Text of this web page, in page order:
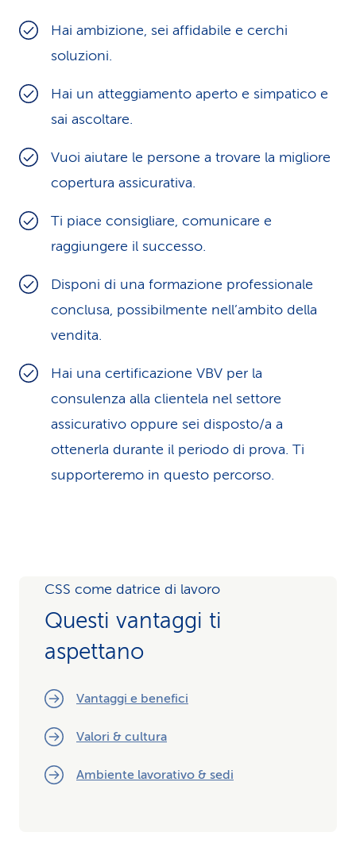
Hai ambizione, sei affidabile e cerchi
soluzioni.
Hai un atteggiamento aperto e simpatico e
sai ascoltare.
Vuoi aiutare le persone a trovare la migliore
copertura assicurativa.
Ti piace consigliare, comunicare e
raggiungere il successo.
Disponi di una formazione professionale
conclusa, possibilmente nell’ambito della
vendita.
Hai una certificazione VBV per la
consulenza alla clientela nel settore
assicurativo oppure sei disposto/a a
ottenerla durante il periodo di prova. Ti
supporteremo in questo percorso.
CSS come datrice di lavoro
Questi vantaggi ti
aspettano
Vantaggi e benefici
Valori & cultura
Ambiente lavorativo & sedi